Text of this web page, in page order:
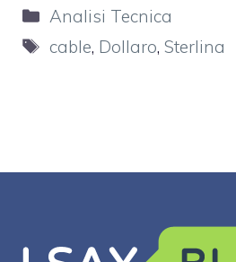
Categorie
Analisi Tecnica
Tag
cable, Dollaro,Sterlina